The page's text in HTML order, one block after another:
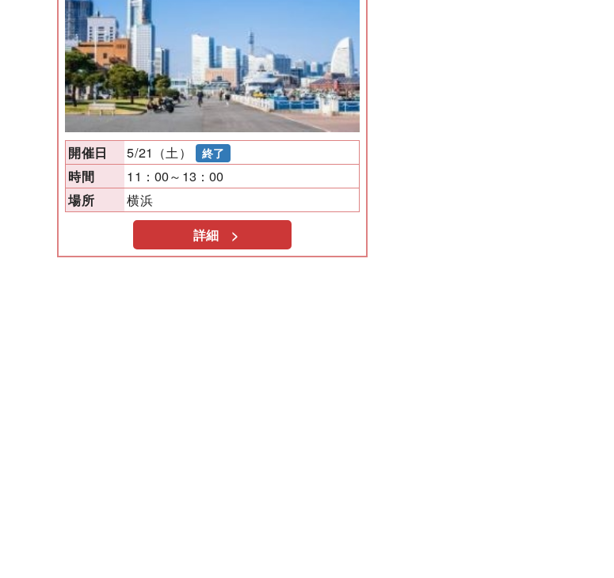
開催日 5/21（土） 終了
時間 11：00～13：00
場所 横浜
詳細 >